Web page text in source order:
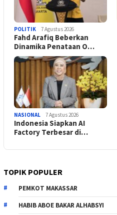
POLITIK 7 Agustus 2026
Fahd Arafiq Beberkan
Dinamika Penataan O…
NASIONAL 7 Agustus 2026
Indonesia Siapkan AI
Factory Terbesar di…
TOPIK POPULER
PEMKOT MAKASSAR
HABIB ABOE BAKAR ALHABSYI